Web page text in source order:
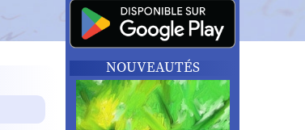
NOUVEAUTÉS